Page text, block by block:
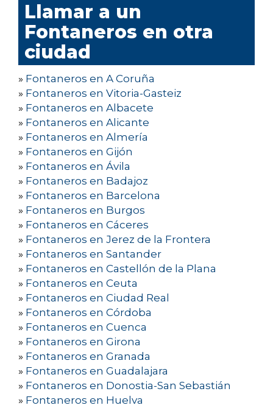
Llamar a un
Fontaneros en otra
ciudad
» Fontaneros en A Coruña
» Fontaneros en Vitoria-Gasteiz
» Fontaneros en Albacete
» Fontaneros en Alicante
» Fontaneros en Almería
» Fontaneros en Gijón
» Fontaneros en Ávila
» Fontaneros en Badajoz
» Fontaneros en Barcelona
» Fontaneros en Burgos
» Fontaneros en Cáceres
» Fontaneros en Jerez de la Frontera
» Fontaneros en Santander
» Fontaneros en Castellón de la Plana
» Fontaneros en Ceuta
» Fontaneros en Ciudad Real
» Fontaneros en Córdoba
» Fontaneros en Cuenca
» Fontaneros en Girona
» Fontaneros en Granada
» Fontaneros en Guadalajara
» Fontaneros en Donostia-San Sebastián
» Fontaneros en Huelva